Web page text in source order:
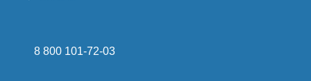
8 800 101-72-03